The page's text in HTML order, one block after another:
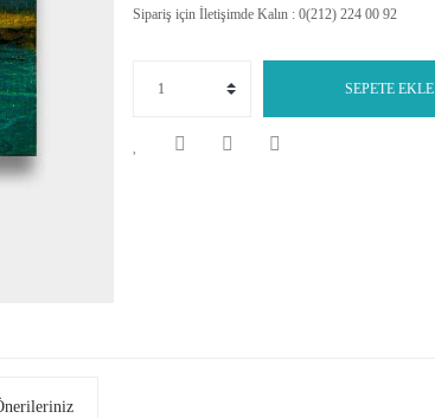
Sipariş için İletişimde Kalın : 0(212) 224 00 92
SEPETE EKLE